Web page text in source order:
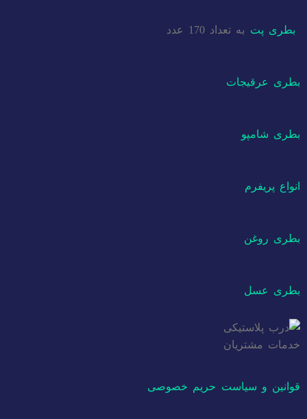
بطری پت به تعداد 170 عدد
بطری عرقیجات
بطری شامپو
انواع پریفرم
بطری روغن
بطری عسل
خدمات مشتریان
قوانین و سیاست حریم خصوصی